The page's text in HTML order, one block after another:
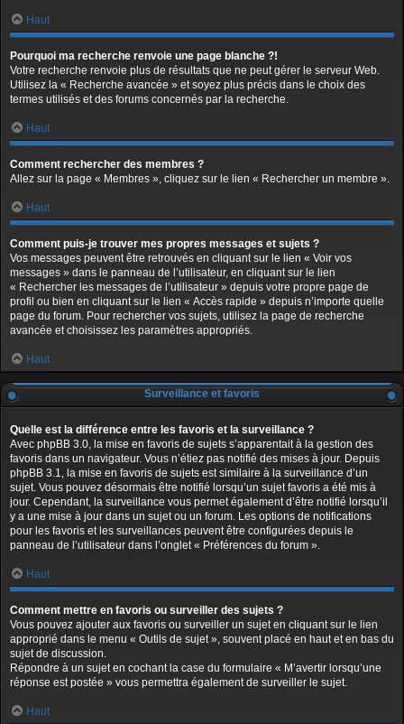
Haut
Pourquoi ma recherche renvoie une page blanche ?!
Votre recherche renvoie plus de résultats que ne peut gérer le serveur Web.
Utilisez la « Recherche avancée » et soyez plus précis dans le choix des
termes utilisés et des forums concernés par la recherche.
Haut
Comment rechercher des membres ?
Allez sur la page « Membres », cliquez sur le lien « Rechercher un membre ».
Haut
Comment puis-je trouver mes propres messages et sujets ?
Vos messages peuvent être retrouvés en cliquant sur le lien « Voir vos
messages » dans le panneau de l’utilisateur, en cliquant sur le lien
« Rechercher les messages de l’utilisateur » depuis votre propre page de
profil ou bien en cliquant sur le lien « Accès rapide » depuis n’importe quelle
page du forum. Pour rechercher vos sujets, utilisez la page de recherche
avancée et choisissez les paramètres appropriés.
Haut
Surveillance et favoris
Quelle est la différence entre les favoris et la surveillance ?
Avec phpBB 3.0, la mise en favoris de sujets s’apparentait à la gestion des
favoris dans un navigateur. Vous n’étiez pas notifié des mises à jour. Depuis
phpBB 3.1, la mise en favoris de sujets est similaire à la surveillance d’un
sujet. Vous pouvez désormais être notifié lorsqu’un sujet favoris a été mis à
jour. Cependant, la surveillance vous permet également d’être notifié lorsqu’il
y a une mise à jour dans un sujet ou un forum. Les options de notifications
pour les favoris et les surveillances peuvent être configurées depuis le
panneau de l’utilisateur dans l’onglet « Préférences du forum ».
Haut
Comment mettre en favoris ou surveiller des sujets ?
Vous pouvez ajouter aux favoris ou surveiller un sujet en cliquant sur le lien
approprié dans le menu « Outils de sujet », souvent placé en haut et en bas du
sujet de discussion.
Répondre à un sujet en cochant la case du formulaire « M’avertir lorsqu’une
réponse est postée » vous permettra également de surveiller le sujet.
Haut